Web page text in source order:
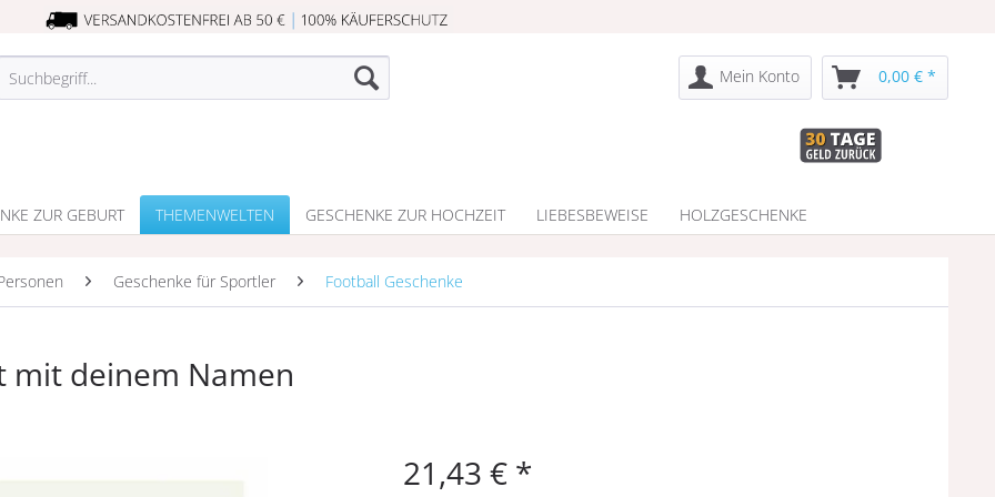
Mein Konto 0,00 € *
ZUR GEBURT THEMENWELTEN GESCHENKE ZUR HOCHZEIT LIEBESBEWEISE HOLZGESCHENKE
Geschenke für Sportler Football Geschenke
mit deinem Namen
21,43 € *